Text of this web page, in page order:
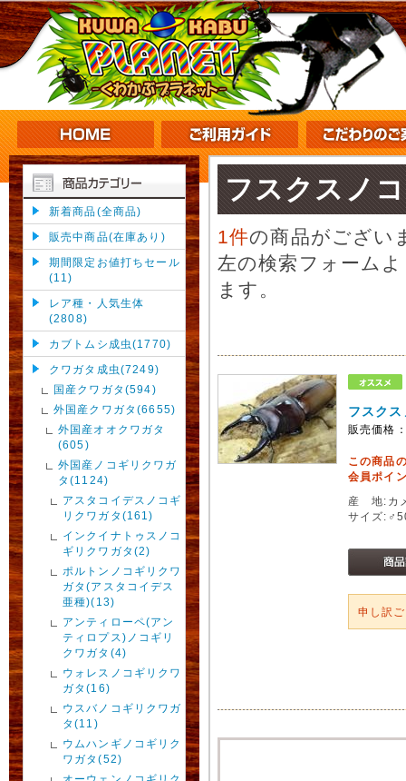
新着商品(全商品)
販売中商品(在庫あり)
期間限定お値打ちセール
(11)
レア種・人気生体
(2808)
カブトムシ成虫(1770)
クワガタ成虫(7249)
国産クワガタ(594)
外国産クワガタ(6655)
外国産オオクワガタ
(605)
外国産ノコギリクワガ
タ(1124)
アスタコイデスノコギ
リクワガタ(161)
インクイナトゥスノコ
ギリクワガタ(2)
ポルトンノコギリクワ
ガタ(アスタコイデス
亜種)(13)
アンティローペ(アン
ティロプス)ノコギリ
クワガタ(4)
ウォレスノコギリクワ
ガタ(16)
ウスバノコギリクワガ
タ(11)
ウムハンギノコギリク
ワガタ(52)
フスクスノ
1件の商品がござい
左の検索フォーム
ます。
フスク
販売価格
この商品
会員ポイ
産 地:カ
サイズ
申し訳